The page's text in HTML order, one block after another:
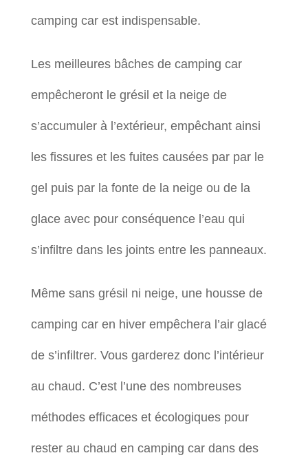
camping car est indispensable.
Les meilleures bâches de camping car
empêcheront le grésil et la neige de
s’accumuler à l’extérieur, empêchant ainsi
les fissures et les fuites causées par par le
gel puis par la fonte de la neige ou de la
glace avec pour conséquence l’eau qui
s’infiltre dans les joints entre les panneaux.
Même sans grésil ni neige, une housse de
camping car en hiver empêchera l’air glacé
de s’infiltrer. Vous garderez donc l’intérieur
au chaud. C’est l’une des nombreuses
méthodes efficaces et écologiques pour
rester au chaud en camping car dans des